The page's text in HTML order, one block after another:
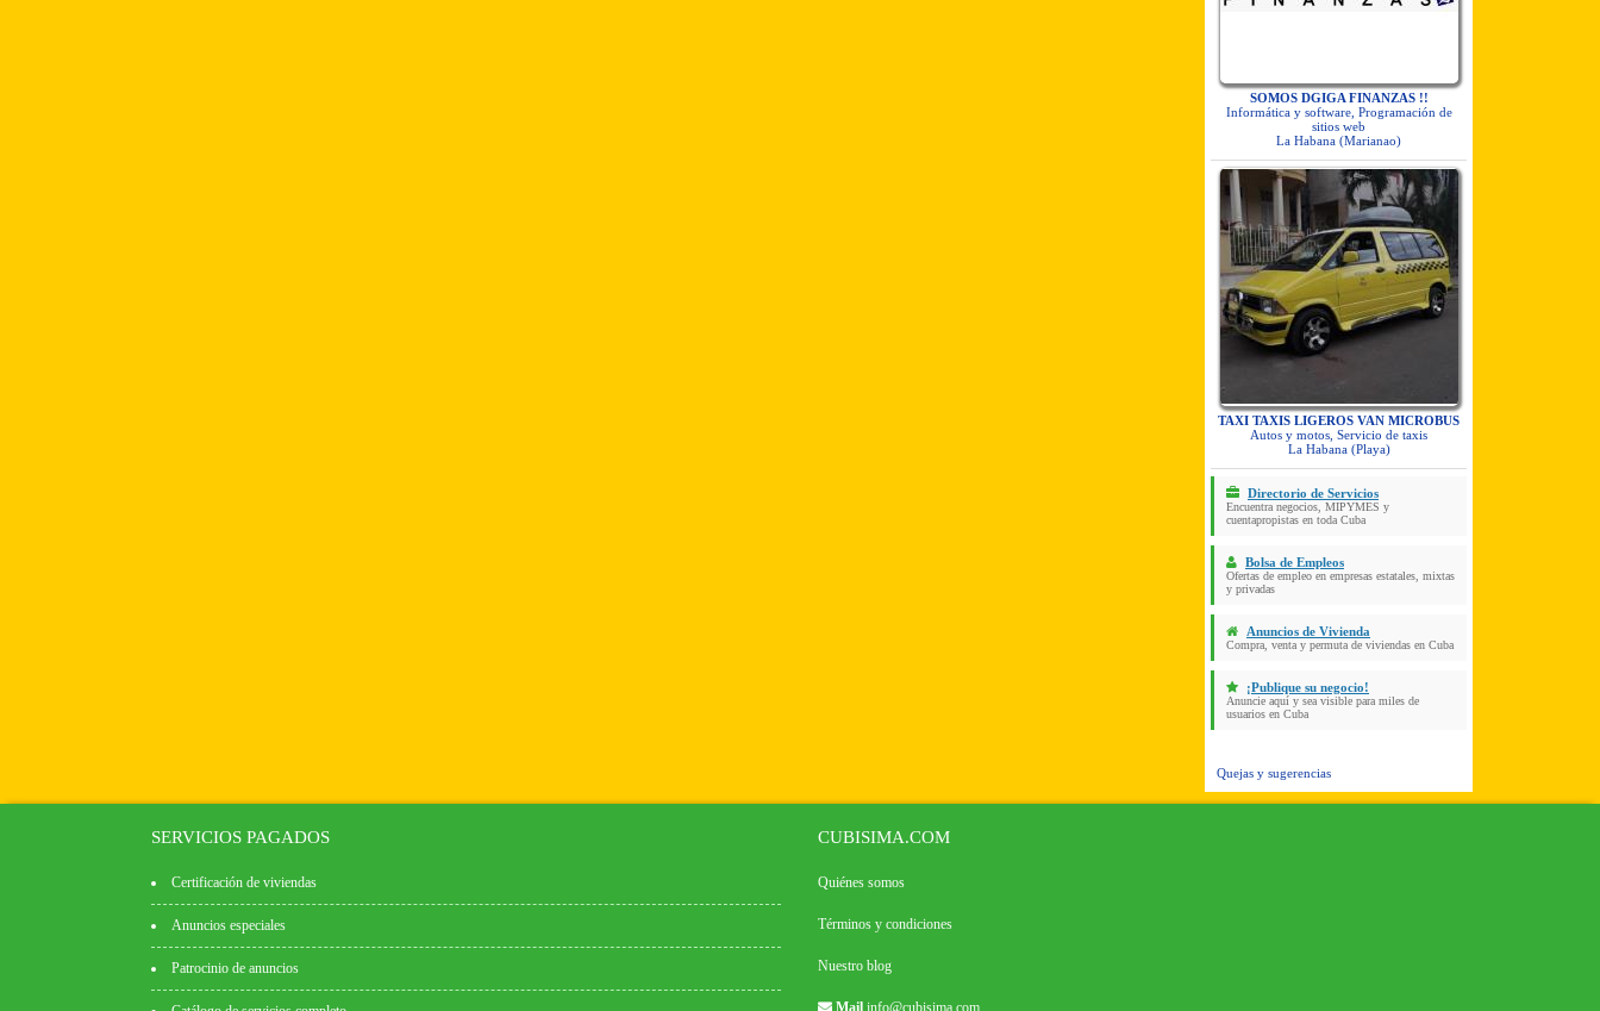
SOMOS DGIGA FINANZAS !!
Informática y software, Programación de
sitios web
La Habana (Marianao)
TAXI TAXIS LIGEROS VAN MICROBUS
Autos y motos, Servicio de taxis
La Habana (Playa)
Directorio de Servicios
Encuentra negocios, MIPYMES y
cuentapropistas en toda Cuba
Bolsa de Empleos
Ofertas de empleo en empresas estatales, mixtas
y privadas
Anuncios de Vivienda
Compra, venta y permuta de viviendas en Cuba
¡Publique su negocio!
Anuncie aquí y sea visible para miles de
usuarios en Cuba
Quejas y sugerencias
SERVICIOS PAGADOS
Certificación de viviendas
Anuncios especiales
Patrocinio de anuncios
CUBISIMA.COM
Quiénes somos
Términos y condiciones
Nuestro blog
Mail info@cubisima.com